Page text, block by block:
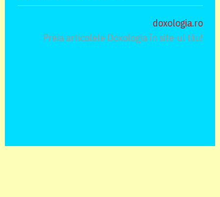
doxologia.ro
Preia articolele Doxologia în site-ul tău!